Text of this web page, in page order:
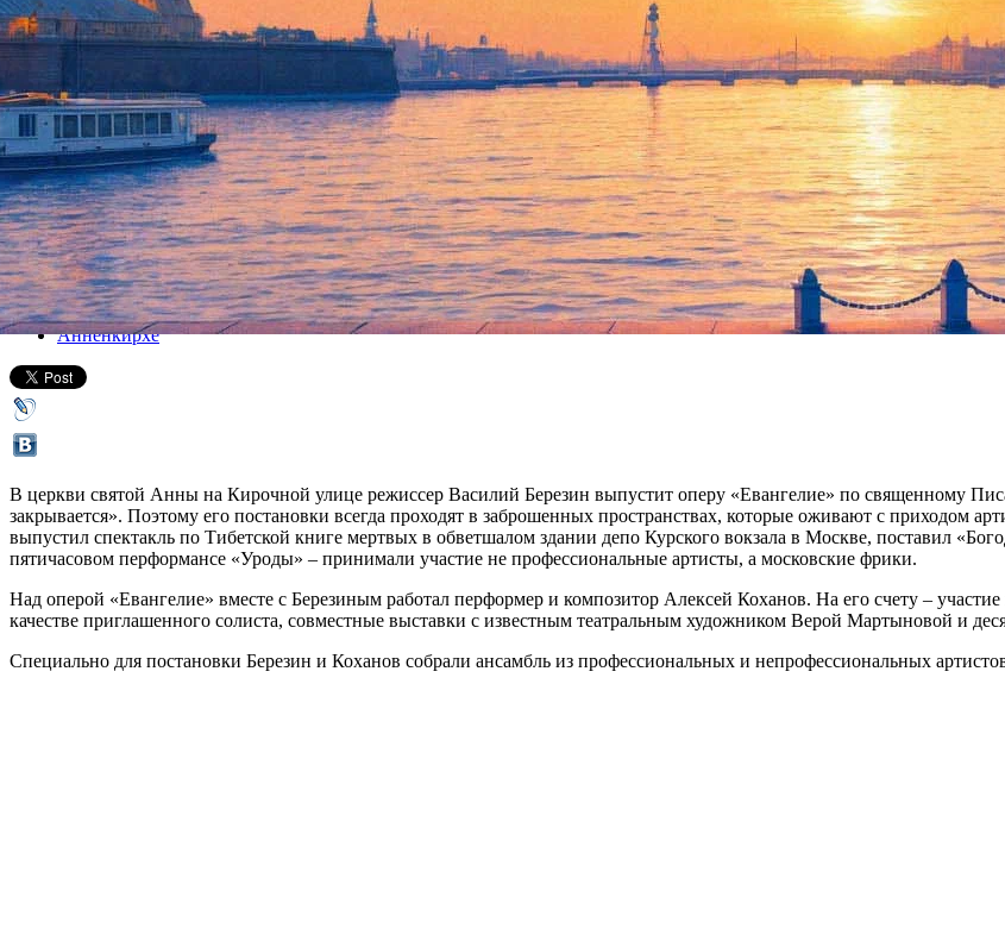
В Анненкирхе поставят оперу по Евангелию от Луки
11 августа 2017, пятница,19.00-12 августа 2017, суббота
Версия для печати
Все концерты
Анненкирхе
В церкви святой Анны на Кирочной улице режиссер Василий Березин выпустит оперу «Евангелие» по священному
закрывается». Поэтому его постановки всегда проходят в заброшенных пространствах, которые оживают с приходом
выпустил спектакль по Тибетской книге мертвых в обветшалом здании депо Курского вокзала в Москве, поставил
пятичасовом перформансе «Уроды» – принимали участие не профессиональные артисты, а московские фрики.
Над оперой «Евангелие» вместе с Березиным работал перформер и композитор Алексей Коханов. На его счету –
качестве приглашенного солиста, совместные выставки с известным театральным художником Верой Мартыновой и
Специально для постановки Березин и Коханов собрали ансамбль из профессиональных и непрофессиональных